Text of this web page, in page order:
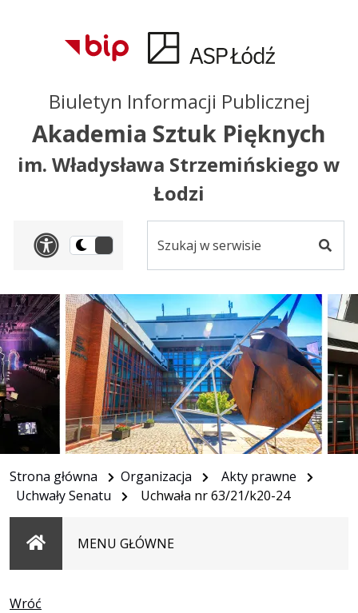
Przejdź do
głównego menu
Przejdź do treści
Przejdź do mapy
serwisu
Biuletyn Informacji Publicznej
Akademia Sztuk Pięknych
im. Władysława Strzemińskiego w
Łodzi
Panel dostosowania
Przełącz
ciemną
serwisie
Strona główna Organizacja
Akty prawne
Uchwały Senatu
Uchwała nr 63/21/k20-24
StronaMENU GŁÓWNE
Wróć